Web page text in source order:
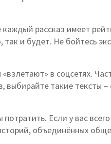
рассказ имеет
так и будет. Не бойтесь
в соцсетях.
выбирайте такие тексты
Если у вас
объединённых